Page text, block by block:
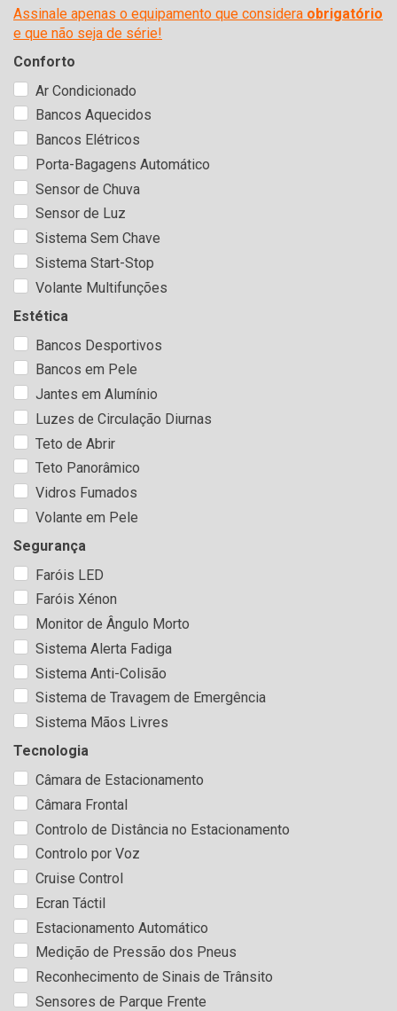
Assinale apenas o equipamento que considera obrigatório
e que não seja de série!
Conforto
Ar Condicionado
Bancos Aquecidos
Bancos Elétricos
Porta-Bagagens Automático
Sensor de Chuva
Sensor de Luz
Sistema Sem Chave
Sistema Start-Stop
Volante Multifunções
Estética
Bancos Desportivos
Bancos em Pele
Jantes em Alumínio
Luzes de Circulação Diurnas
Teto de Abrir
Teto Panorâmico
Vidros Fumados
Volante em Pele
Segurança
Faróis LED
Faróis Xénon
Monitor de Ângulo Morto
Sistema Alerta Fadiga
Sistema Anti-Colisão
Sistema de Travagem de Emergência
Sistema Mãos Livres
Tecnologia
Câmara de Estacionamento
Câmara Frontal
Controlo de Distância no Estacionamento
Controlo por Voz
Cruise Control
Ecran Táctil
Estacionamento Automático
Medição de Pressão dos Pneus
Reconhecimento de Sinais de Trânsito
Sensores de Parque Frente